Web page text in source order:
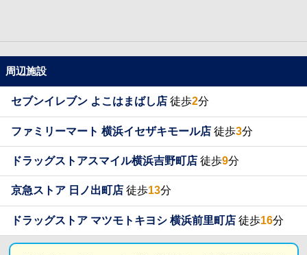
周辺施設
セブンイレブン よこはまばし店 徒歩2分
ファミリーマート 横浜イセザキモール店 徒歩3分
ドラッグストアスマイル横浜吉野町店 徒歩9分
京急ストア 日ノ出町店 徒歩13分
ドラッグストア マツモトキヨシ 横浜前里町店 徒歩16分